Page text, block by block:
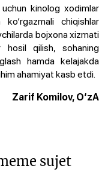
kinolog xodimlar
chiqishlar
bojxona xizmati
hosil qilish, sohaning
hamda kelajakda
ahamiyat kasb etdi.
Zarif Komilov, O‘zA
sujet